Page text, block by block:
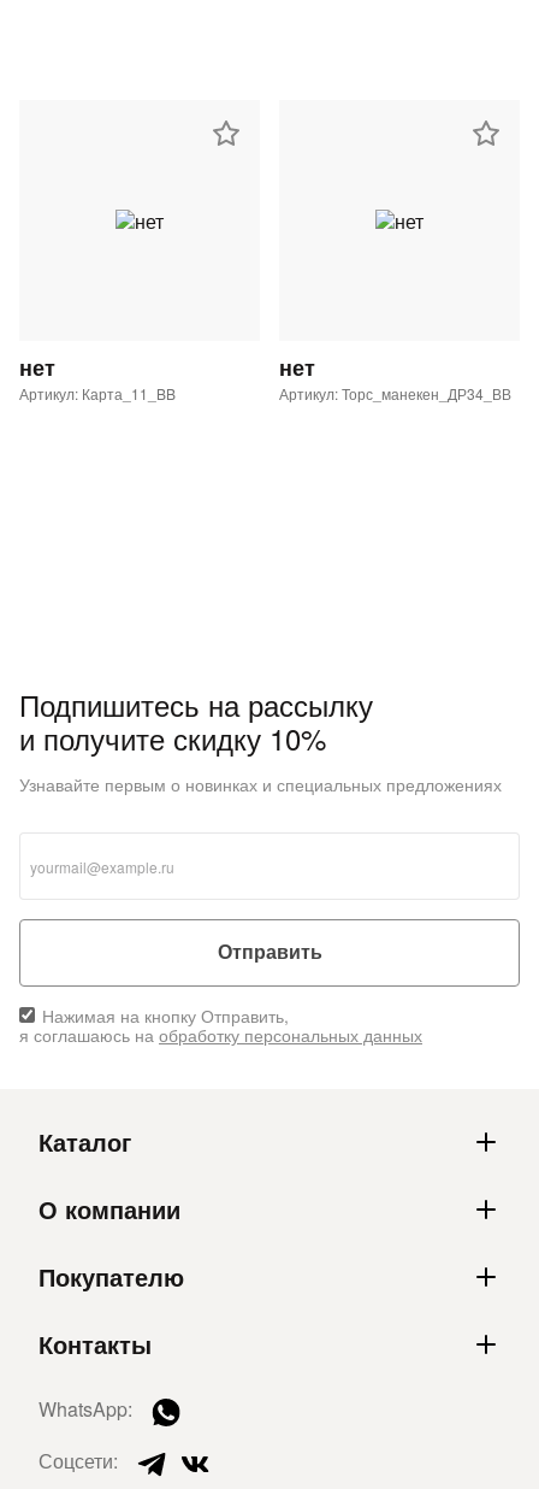
нет
Артикул: Карта_11_BB
нет
Артикул: Торс_манекен_ДР34_ВВ
Подпишитесь на рассылку
и получите скидку 10%
Узнавайте первым о новинках и специальных предложениях
Отправить
Нажимая на кнопку Отправить,
я соглашаюсь на обработку персональных данных
Каталог
О компании
Покупателю
Контакты
WhatsApp:
Соцсети: